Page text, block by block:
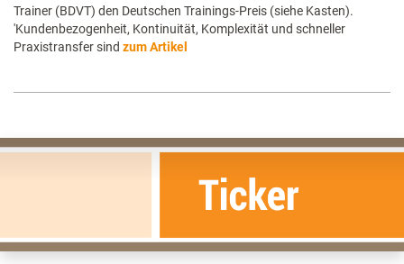
Trainer (BDVT) den Deutschen Trainings-Preis (siehe Kasten).
'Kundenbezogenheit, Kontinuität, Komplexität und schneller
Praxistransfer sind zum Artikel